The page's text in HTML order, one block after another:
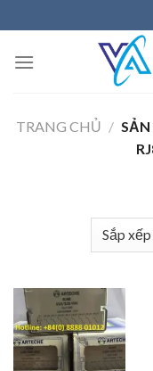
to
content
TRANG CHỦ /